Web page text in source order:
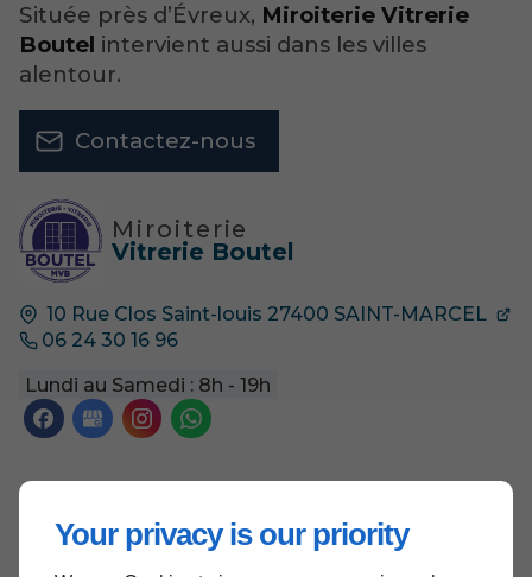
Your privacy is our priority
Miroiterie
Vitrerie Boutel
10 Rue Clos Saint-louis 27400 SAINT-MARCEL
06 24 30 16 96
Lundi au Samedi : 8h - 19h
Contactez-nous
Située près d’Évreux, Miroiterie Vitrerie
Boutel intervient aussi dans les villes
alentour.
Contactez-nous